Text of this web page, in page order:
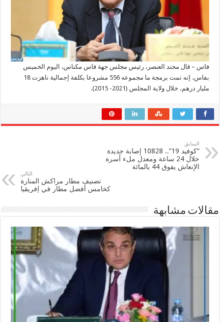
فاس – قال محند العنصر، رئيس مجلس جهة فاس مكناس، اليوم الخميس
بفاس، إنه تمت برمجة ما مجموعه 556 مشروعا بكلفة إجمالية ناهزت 18
مليار درهم، خلال ولاية المجلس (2021- 2015).
السابق
“كوفيد 19”.. 10828 إصابة جديدة
خلال 24 ساعة ومعدل ملء أسرة
الإنعاش يفوق 44 بالمائة
التالي
تصنيف مطار مراكش المنارة
كخامس أفضل مطار في إفريقيا
مقالات مشابهة